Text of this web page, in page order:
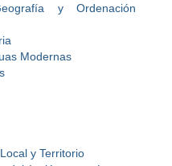
y Ordenación
Modernas
y Territorio